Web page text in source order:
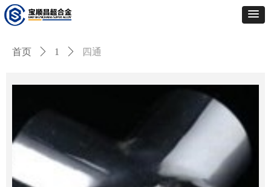
首页 ꄲ 1 ꄲ 四通